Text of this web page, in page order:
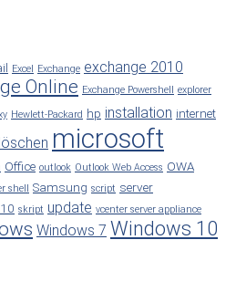
Excel Exchange exchange 2010
Online Exchange Powershell explorer
Hewlett-Packard hp installation internet
löschen microsoft
Office outlook Outlook Web Access OWA
shell Samsung script server
skript update vcenter server appliance
Windows 7 Windows 10